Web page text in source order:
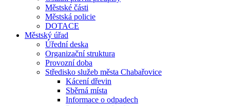
Městské části
Městská policie
DOTACE
Městský úřad
Úřední deska
Organizační struktura
Provozní doba
Středisko služeb města Chabařovice
Kácení dřevin
Sběrná místa
Informace o odpadech